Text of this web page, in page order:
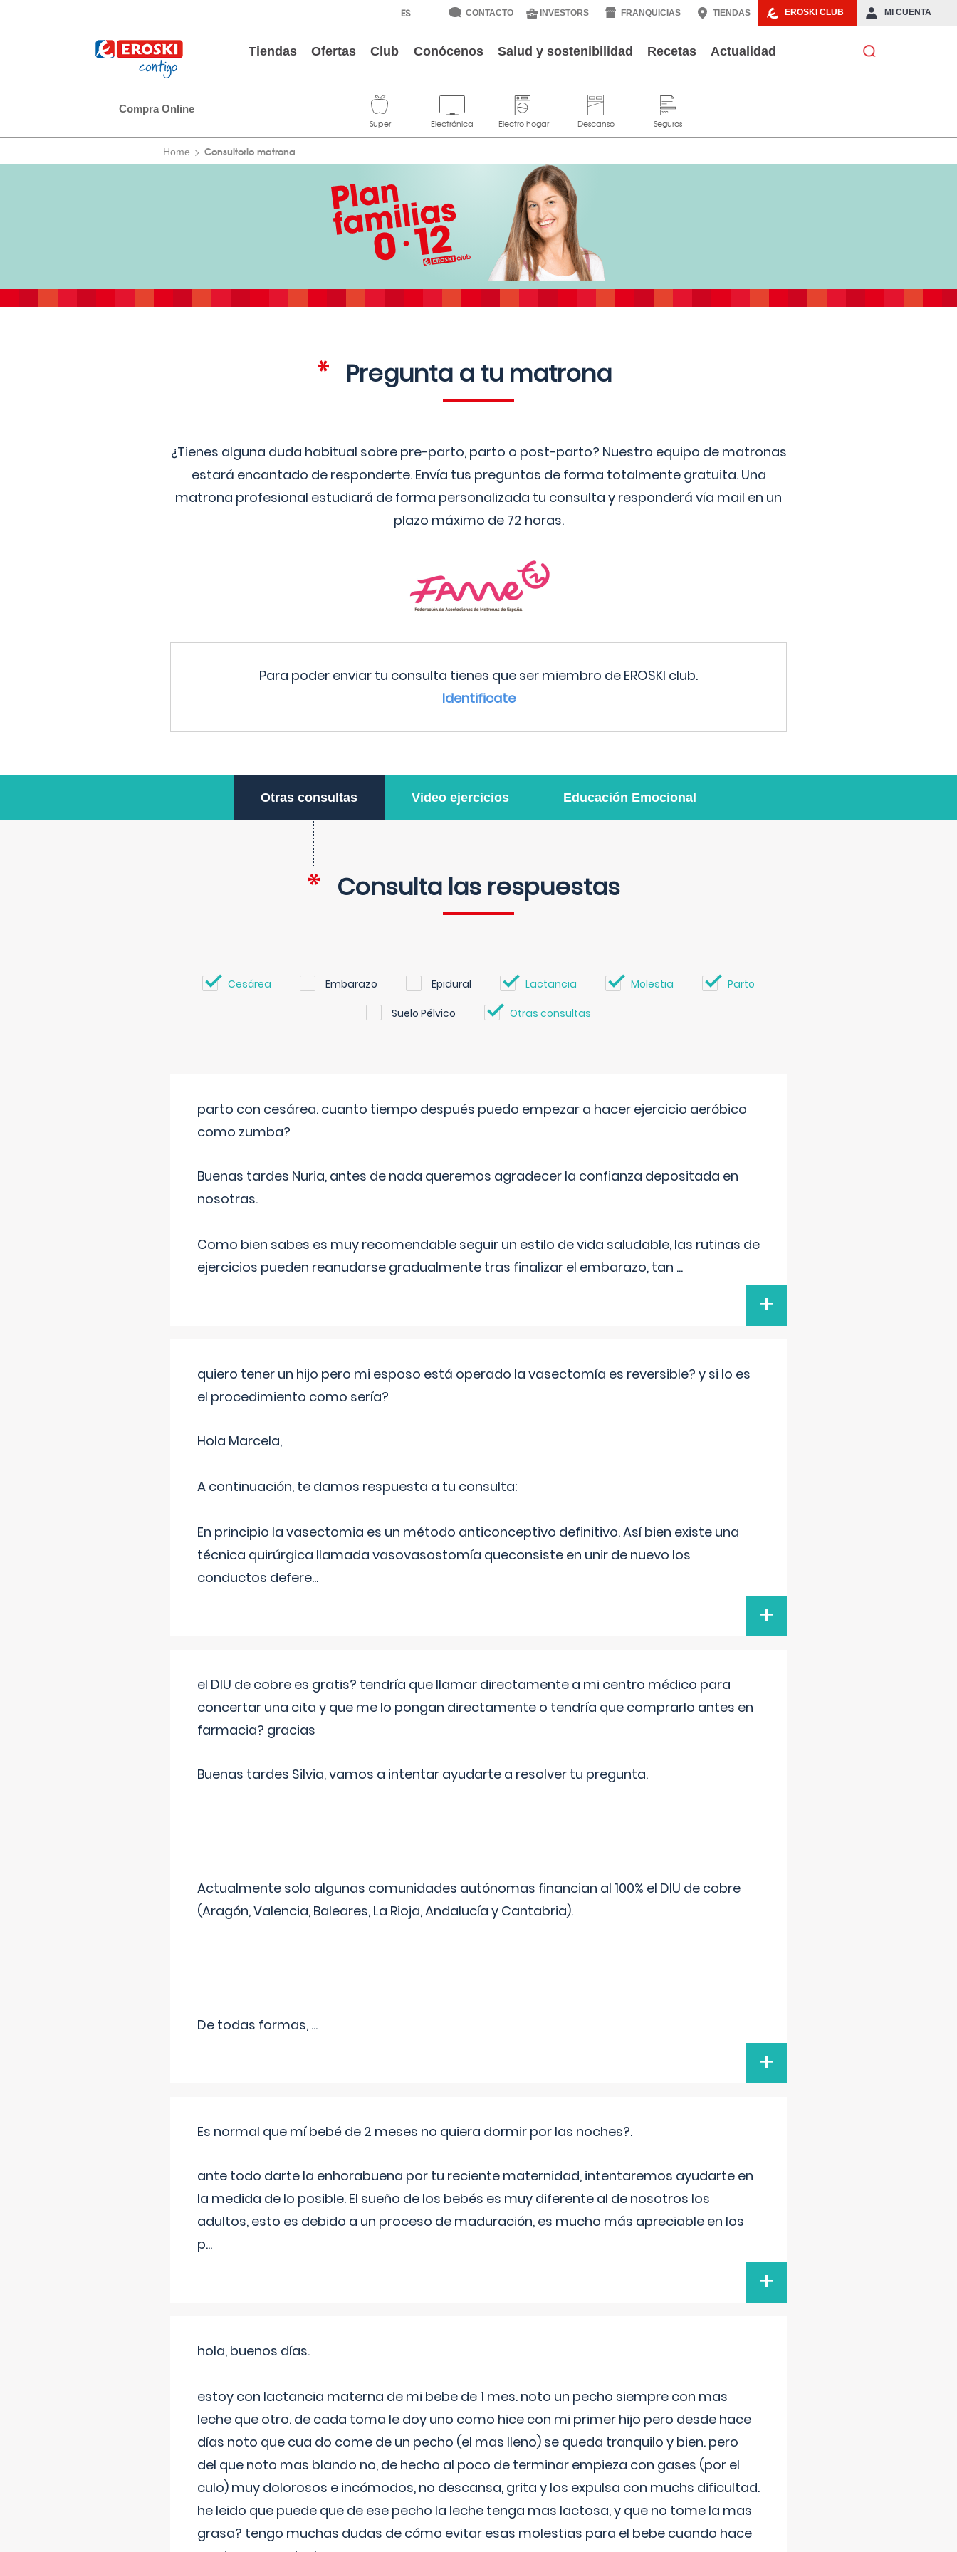
EROSKI CLUB MI CUENTA
CONTACTO INVESTORS FRANQUICIAS TIENDAS
Tiendas Ofertas Club Conócenos Salud y sostenibilidad Recetas Actualidad
Compra Online
Home Consultorio matrona
Pregunta a tu matrona
¿Tienes alguna duda habitual sobre pre-parto, parto o post-parto? Nuestro equipo de matronas
estará encantado de responderte. Envía tus preguntas de forma totalmente gratuita. Una
matrona profesional estudiará de forma personalizada tu consulta y responderá vía mail en un
plazo máximo de 72 horas.
Para poder enviar tu consulta tienes que ser miembro de EROSKI club.
Identificate
Otras consultas Video ejercicios Educación Emocional
Consulta las respuestas
Cesárea Embarazo Epidural Lactancia Molestia Parto
Suelo Pélvico Otras consultas
parto con cesárea. cuanto tiempo después puedo empezar a hacer ejercicio aeróbico
como zumba?
Buenas tardes Nuria, antes de nada queremos agradecer la confianza depositada en
nosotras.
Como bien sabes es muy recomendable seguir un estilo de vida saludable, las rutinas de
ejercicios pueden reanudarse gradualmente tras finalizar el embarazo, tan ...
+
quiero tener un hijo pero mi esposo está operado la vasectomía es reversible? y si lo es
el procedimiento como sería?
Hola Marcela,
A continuación, te damos respuesta a tu consulta:
En principio la vasectomia es un método anticonceptivo definitivo. Así bien existe una
técnica quirúrgica llamada vasovasostomía queconsiste en unir de nuevo los
conductos defere...
+
el DIU de cobre es gratis? tendría que llamar directamente a mi centro médico para
concertar una cita y que me lo pongan directamente o tendría que comprarlo antes en
farmacia? gracias
Buenas tardes Silvia, vamos a intentar ayudarte a resolver tu pregunta.
Actualmente solo algunas comunidades autónomas financian al 100% el DIU de cobre
(Aragón, Valencia, Baleares, La Rioja, Andalucía y Cantabria).
De todas formas, ...
+
Es normal que mí bebé de 2 meses no quiera dormir por las noches?.
ante todo darte la enhorabuena por tu reciente maternidad, intentaremos ayudarte en
la medida de lo posible. El sueño de los bebés es muy diferente al de nosotros los
adultos, esto es debido a un proceso de maduración, es mucho más apreciable en los
p...
+
hola, buenos días.
estoy con lactancia materna de mi bebe de 1 mes. noto un pecho siempre con mas
leche que otro. de cada toma le doy uno como hice con mi primer hijo pero desde hace
días noto que cua do come de un pecho (el mas lleno) se queda tranquilo y bien. pero
del que noto mas blando no, de hecho al poco de terminar empieza con gases (por el
culo) muy dolorosos e incómodos, no descansa, grita y los expulsa con muchs dificultad.
he leido que puede que de ese pecho la leche tenga mas lactosa, y que no tome la mas
grasa? tengo muchas dudas de cómo evitar esas molestias para el bebe cuando hace